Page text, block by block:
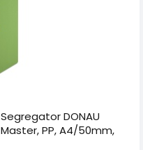
Segregator DONAU
Master, PP, A4/50mm,